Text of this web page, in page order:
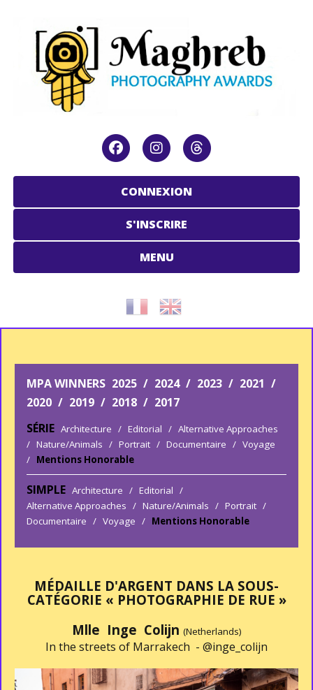
CONNEXION
S'INSCRIRE
MENU
MPA WINNERS 2025 / 2024 / 2023 / 2021 /
2020 / 2019 / 2018 / 2017
SÉRIE Architecture / Editorial / Alternative Approaches
/ Nature/Animals / Portrait / Documentaire / Voyage
/ Mentions Honorable
SIMPLE Architecture / Editorial /
Alternative Approaches / Nature/Animals / Portrait /
Documentaire / Voyage / Mentions Honorable
MÉDAILLE D'ARGENT DANS LA SOUS-
CATÉGORIE « PHOTOGRAPHIE DE RUE »
Mlle Inge Colijn (Netherlands)
In the streets of Marrakech - @inge_colijn